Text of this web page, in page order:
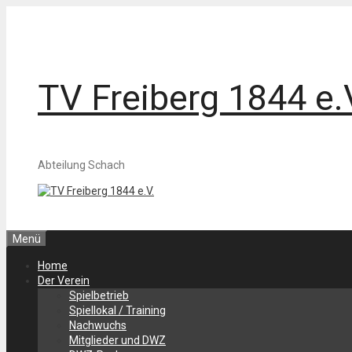
TV Freiberg 1844
Abteilung Schach
Menü
Home
Der Verein
Spielbetrieb
Spiellokal / Training
Nachwuchs
Mitglieder und DWZ